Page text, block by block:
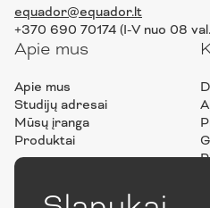
equador@equador.lt
+370 690 70174 (I-V nuo 08 val.
Apie mus
Apie mus
Studijų adresai
Mūsų įranga
Produktai